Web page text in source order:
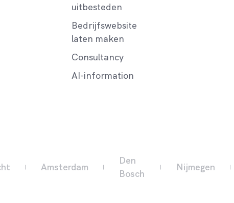
uitbesteden
Bedrijfswebsite
laten maken
Consultancy
AI-information
Amsterdam
Den
Bosch
Nijmegen